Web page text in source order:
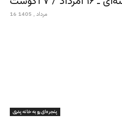
16 مرداد , 1405
پنجره‌ای رو به خانه پدری